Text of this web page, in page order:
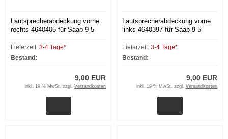
Lautsprecherabdeckung vorne
rechts 4640405 für Saab 9-5
Lieferzeit: 3-4 Tage*
Bestand:
9,00 EUR
inkl. 19 % MwSt. zzgl. Versandkosten
Lautsprecherabdeckung vorne
links 4640397 für Saab 9-5
Lieferzeit: 3-4 Tage*
Bestand:
9,00 EUR
inkl. 19 % MwSt. zzgl. Versandkosten